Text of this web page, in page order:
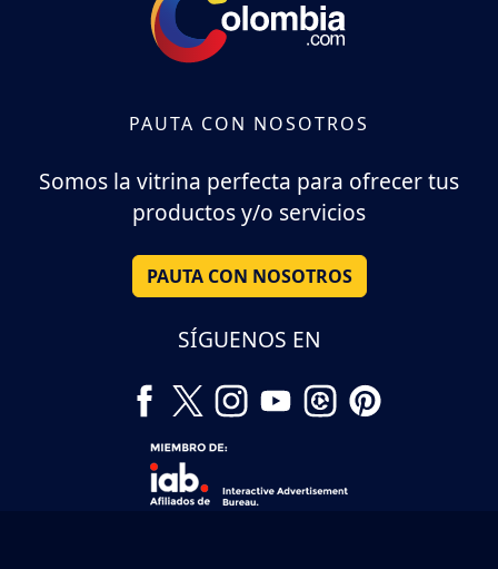
PAUTA CON NOSOTROS
Somos la vitrina perfecta para ofrecer tus
productos y/o servicios
PAUTA CON NOSOTROS
SÍGUENOS EN